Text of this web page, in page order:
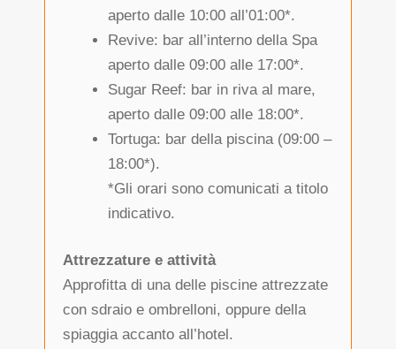
aperto dalle 10:00 all’01:00*.
Revive: bar all’interno della Spa
aperto dalle 09:00 alle 17:00*.
Sugar Reef: bar in riva al mare,
aperto dalle 09:00 alle 18:00*.
Tortuga: bar della piscina (09:00 –
18:00*).
*Gli orari sono comunicati a titolo
indicativo.
Attrezzature e attività
Approfitta di una delle piscine attrezzate
con sdraio e ombrelloni, oppure della
spiaggia accanto all’hotel.